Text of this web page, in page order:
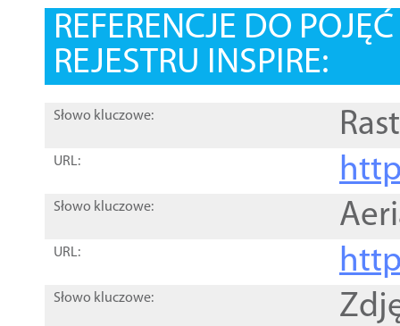
REFERENCJE DO
REJESTRU INSPIRE:
Słowo kluczowe:
URL:
Słowo kluczowe:
URL:
Słowo kluczowe: